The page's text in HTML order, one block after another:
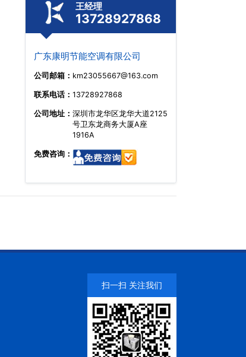
王经理
13728927868
广东康明节能空调有限公司
公司邮箱： km23055667@163.com
联系电话： 13728927868
公司地址： 深圳市龙华区龙华大道2125
号卫东龙商务大厦A座
1916A
免费咨询：
扫一扫 关注我们